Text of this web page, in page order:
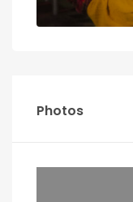
Photos